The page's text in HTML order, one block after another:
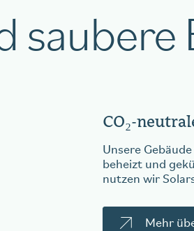
saubere
CO₂-
Unsere
beheizt und
nutzen wir
Mehr